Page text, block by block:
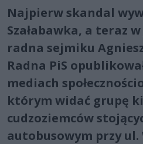
Najpierw skandal
Szałabawka, a teraz
radna sejmiku
Radna PiS
mediach
którym widać grupę
cudzoziemców
autobusowym przy ul.